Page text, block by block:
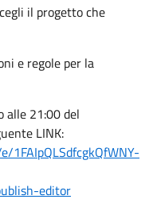
il progetto che
e regole per la
21:00 del
LINK:
1FAIpQLSdfcgkQfWNY-
editor